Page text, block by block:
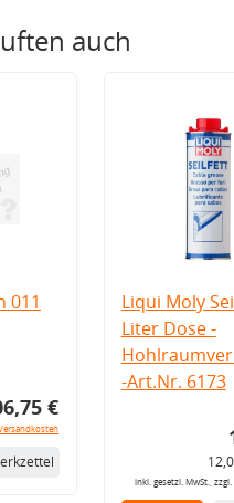
auch
011
€
Liqui Moly
Liter Dose -
-Art.Nr. 6173
inkl. gesetzl. MwSt., zzgl.